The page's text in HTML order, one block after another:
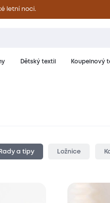
letní noci.
Dětský textil Koupelnový
Rady a tipy Ložnice